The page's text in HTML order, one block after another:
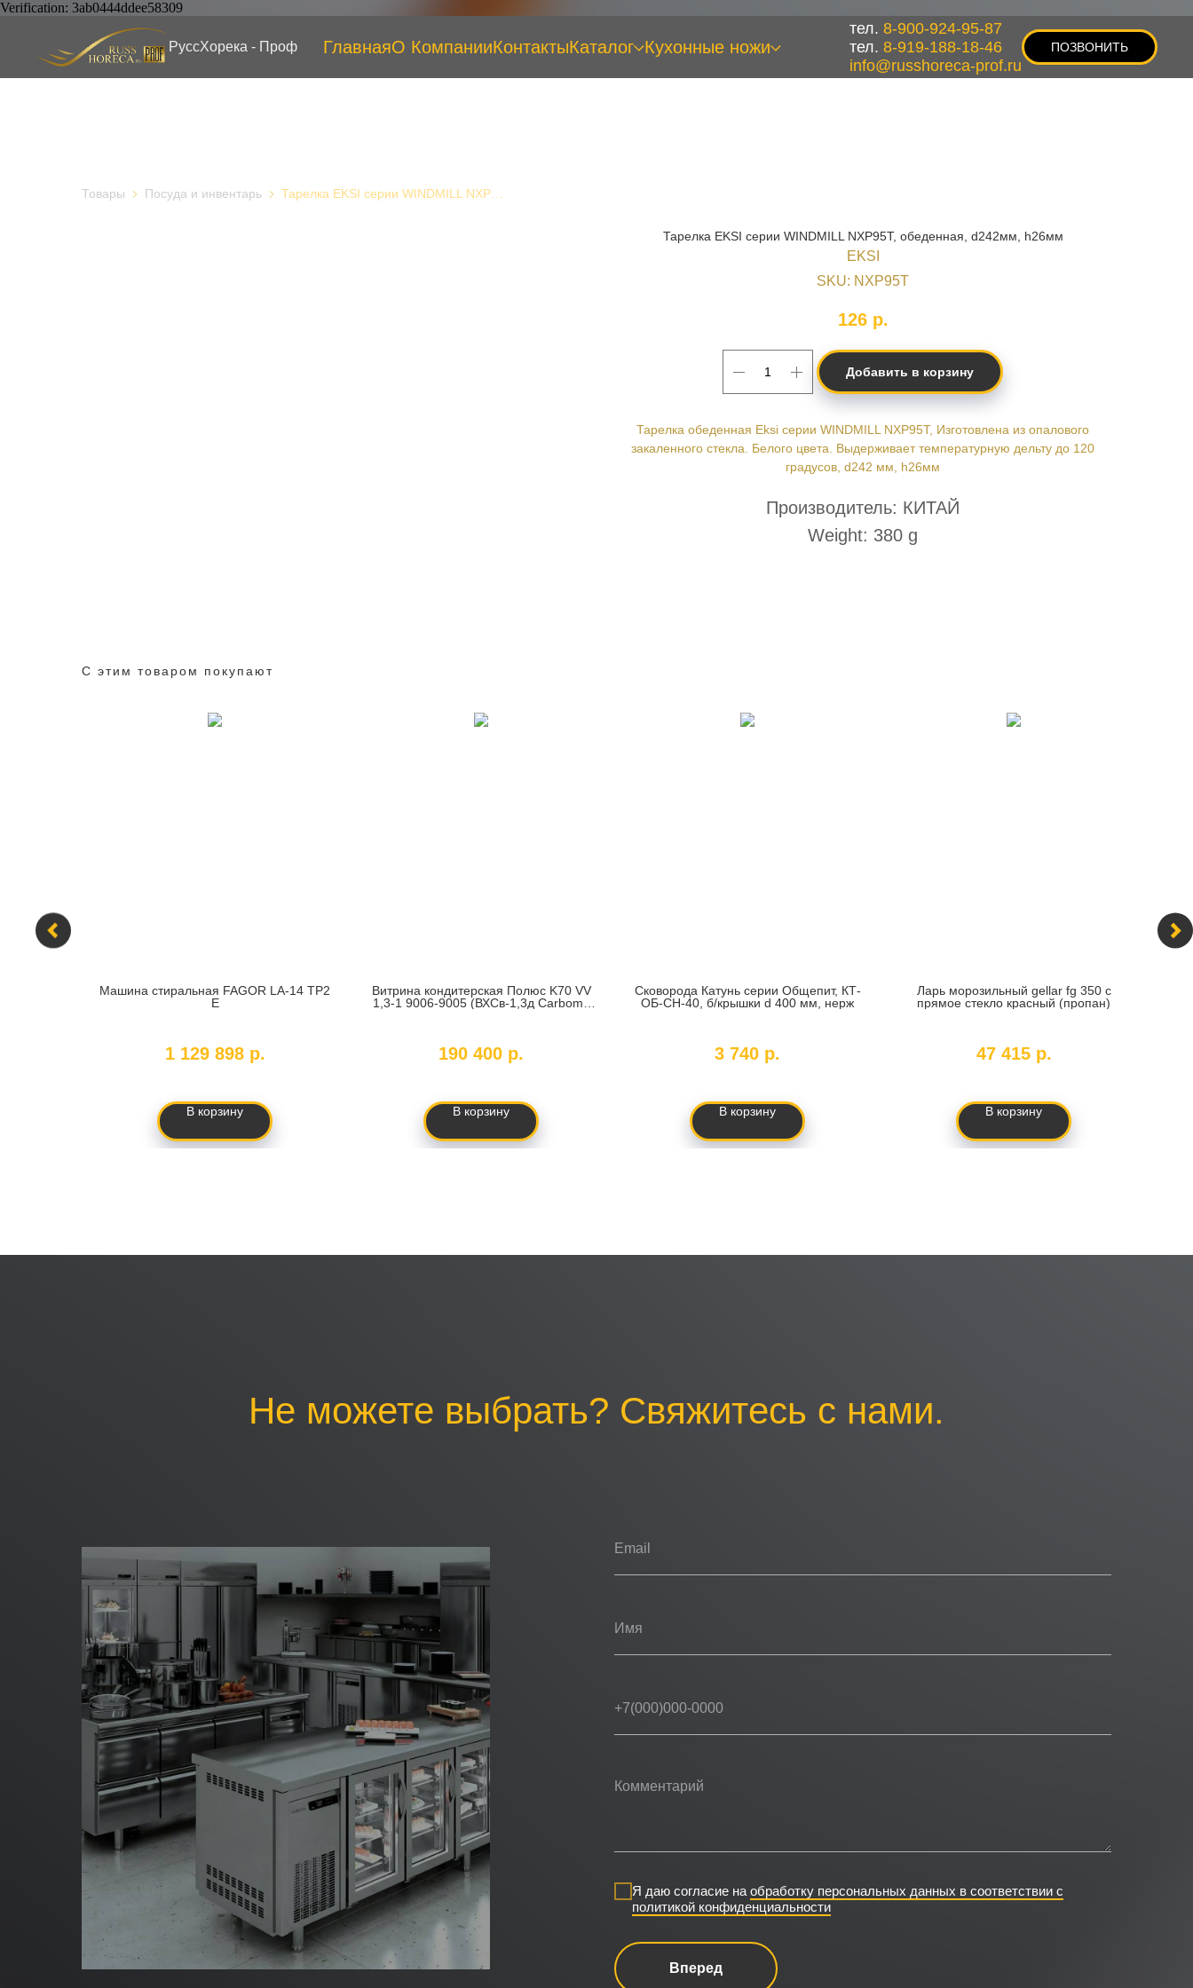
Verification: 3ab0444ddee58309
РуссХорека - Проф ГлавнаяО КомпанииКонтактыКаталог Кухонные ножи
тел. 8-900-924-95-87
тел. 8-919-188-18-46
info@russhoreca-prof.ru
ПОЗВОНИТЬ
Товары Посуда и инвентарь
Тарелка EKSI серии WINDMILL NXP95T, обеденная, d242мм, h26мм
EKSI
SKU: NXP95T
126 р.
Добавить в корзину
Тарелка обеденная Eksi серии WINDMILL NXP95T, Изготовлена из опалового
закаленного стекла. Белого цвета. Выдерживает температурную дельту до 120
градусов, d242 мм, h26мм
Производитель: КИТАЙ
Weight: 380 g
С этим товаром покупают
Машина стиральная FAGOR LA-14 TP2
E
1 129 898 р.
В корзину
Витрина кондитерская Полюс K70 VV
1,3-1 9006-9005 (ВХСв-1,3д Carboma
190 400 р.
В корзину
Сковорода Катунь серии Общепит, КТ-
ОБ-СН-40, б/крышки d 400 мм, нерж
3 740 р.
В корзину
Ларь морозильный gellar fg 350 с
прямое стекло красный (пропан)
47 415 р.
В корзину
Не можете выбрать? Свяжитесь с нами.
Я даю согласие на обработку персональных данных в соответствии с
политикой конфиденциальности
Вперед